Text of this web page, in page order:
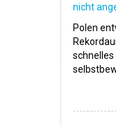
nicht
Polen